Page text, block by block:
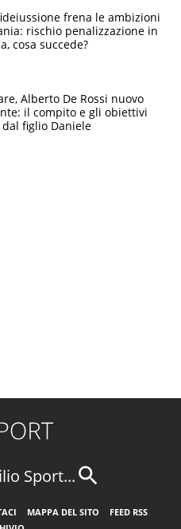
frena le ambizioni
rischio penalizzazione in
cosa succede?
Alberto De Rossi nuovo
il compito e gli obiettivi
figlio Daniele
Sport...
MAPPA DEL SITO
FEED RSS